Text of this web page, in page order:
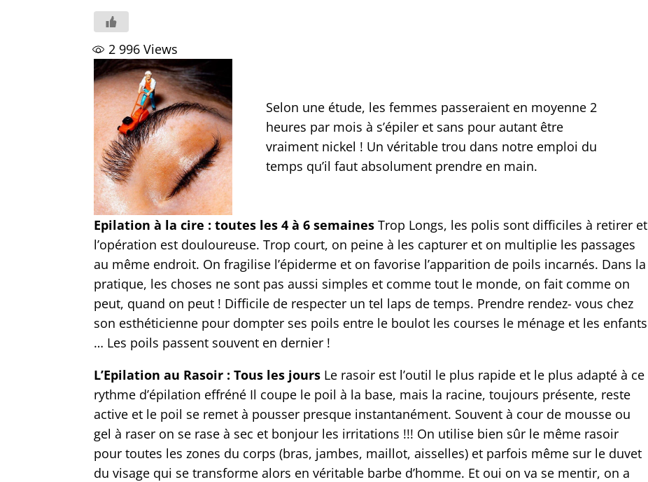
2 996 Views
Selon une étude, les femmes passeraient en moyenne 2
heures par mois à s’épiler et sans pour autant être
vraiment nickel ! Un véritable trou dans notre emploi du
temps qu’il faut absolument prendre en main.
Epilation à la cire : toutes les 4 à 6 semaines Trop Longs, les polis sont difficiles à retirer et
l’opération est douloureuse. Trop court, on peine à les capturer et on multiplie les passages
au même endroit. On fragilise l’épiderme et on favorise l’apparition de poils incarnés. Dans la
pratique, les choses ne sont pas aussi simples et comme tout le monde, on fait comme on
peut, quand on peut ! Difficile de respecter un tel laps de temps. Prendre rendez- vous chez
son esthéticienne pour dompter ses poils entre le boulot les courses le ménage et les enfants
… Les poils passent souvent en dernier !
L’Epilation au Rasoir : Tous les jours Le rasoir est l’outil le plus rapide et le plus adapté à ce
rythme d’épilation effréné Il coupe le poil à la base, mais la racine, toujours présente, reste
active et le poil se remet à pousser presque instantanément. Souvent à cour de mousse ou
gel à raser on se rase à sec et bonjour les irritations !!! On utilise bien sûr le même rasoir
pour toutes les zones du corps (bras, jambes, maillot, aisselles) et parfois même sur le duvet
du visage qui se transforme alors en véritable barbe d’homme. Et oui on va se mentir, on a